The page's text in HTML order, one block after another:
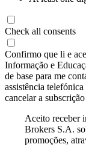
Check all consents
Confirmo que li e
Informação e
de base para me
assistência
cancelar a
Aceito receber
Brokers S.A.
promoções,